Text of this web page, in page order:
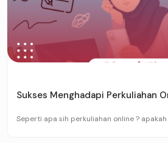
Sukses Menghadapi Perkuliahan
Seperti apa sih perkuliahan online ? apakah